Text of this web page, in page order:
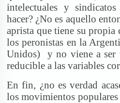
intelectuales y
hacer? ¿No es aquello
aprista que tiene su
los peronistas en la
Unidos) y no viene a ser
reducible a las variables
En fin, ¿no es verdad
los movimientos